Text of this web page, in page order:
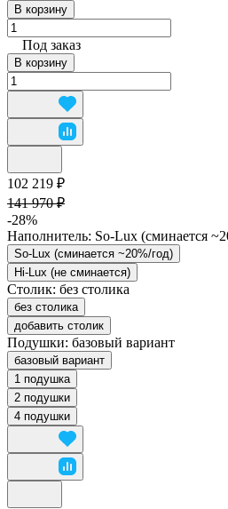
В корзину
Под заказ
В корзину
102 219 ₽
141 970 ₽
-28%
Наполнитель: So-Lux (cминается
So-Lux (cминается ~20%/год)
Hi-Lux (не сминается)
Столик: без столика
без столика
добавить столик
Подушки: базовый вариант
базовый вариант
1 подушка
2 подушки
4 подушки